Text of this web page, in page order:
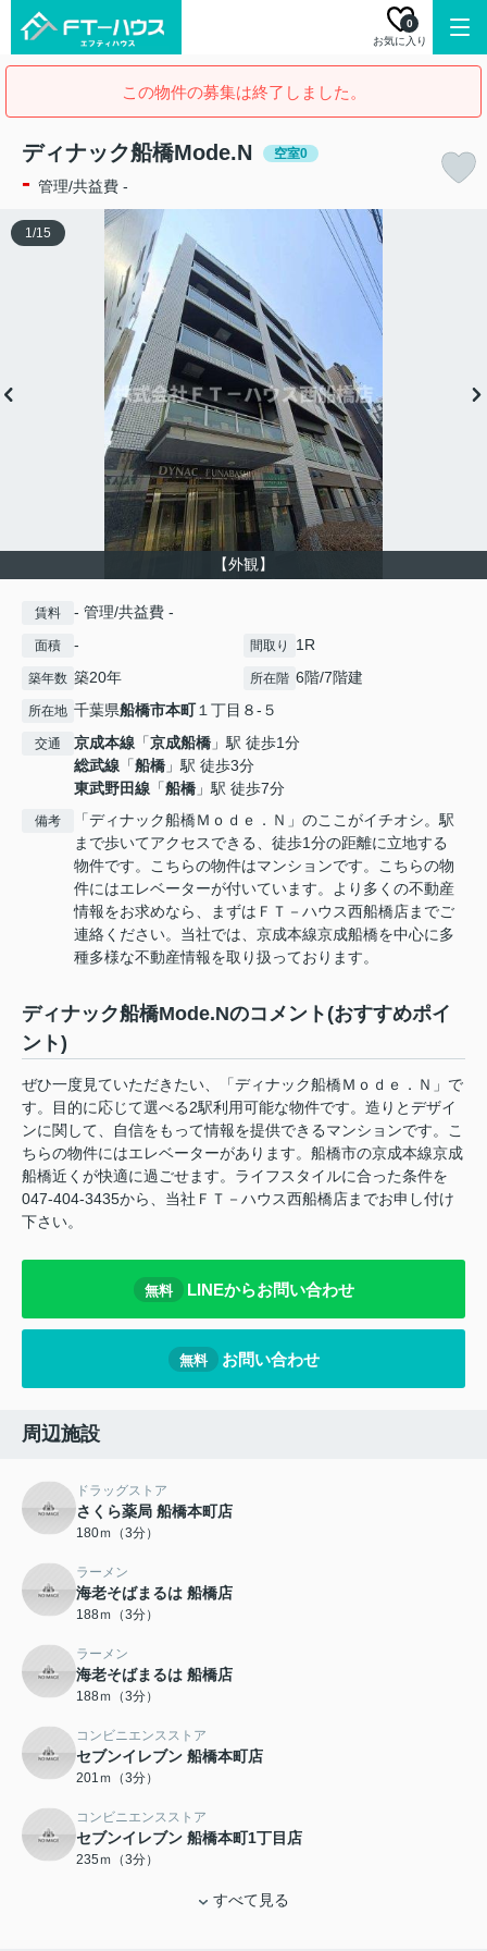
お気に入り
0
この物件の募集は終了しました。
ディナック船橋Mode.N 空室0
- 管理/共益費 -
【外観】
1/15
賃料 - 管理/共益費 -
面積 - 間取り 1R
築年数 築20年 所在階 6階/7階建
所在地 千葉県船橋市本町１丁目８-５
交通 京成本線 「京成船橋 」駅 徒歩1分
総武線 「船橋 」駅 徒歩3分
東武野田線 「船橋 」駅 徒歩7分
備考
「ディナック船橋Ｍｏｄｅ．Ｎ」のここがイチオシ。駅
まで歩いてアクセスできる、徒歩1分の距離に立地する
物件です。こちらの物件はマンションです。こちらの物
件にはエレベーターが付いています。より多くの不動産
情報をお求めなら、まずはＦＴ－ハウス西船橋店までご
連絡ください。当社では、京成本線京成船橋を中心に多
種多様な不動産情報を取り扱っております。
ディナック船橋Mode.Nのコメント(おすすめポイ
ント)
ぜひ一度見ていただきたい、「ディナック船橋Ｍｏｄｅ．Ｎ」で
す。目的に応じて選べる2駅利用可能な物件です。造りとデザイ
ンに関して、自信をもって情報を提供できるマンションです。こ
ちらの物件にはエレベーターがあります。船橋市の京成本線京成
船橋近くが快適に過ごせます。ライフスタイルに合った条件を
047-404-3435から、当社ＦＴ－ハウス西船橋店までお申し付け
下さい。
無料 LINEからお問い合わせ
無料 お問い合わせ
周辺施設
ドラッグストア
さくら薬局 船橋本町店
180ｍ（3分）
ラーメン
海老そばまるは 船橋店
188ｍ（3分）
ラーメン
海老そばまるは 船橋店
188ｍ（3分）
コンビニエンスストア
セブンイレブン 船橋本町店
201ｍ（3分）
コンビニエンスストア
セブンイレブン 船橋本町1丁目店
235ｍ（3分）
すべて見る